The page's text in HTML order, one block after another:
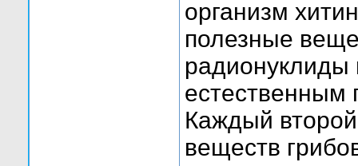
организм
полезные
радионуклиды
естественным
Каждый
веществ